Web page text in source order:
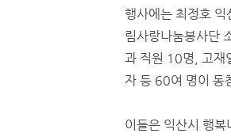
행사에는 최정호
림사랑나눔봉사단
과 직원 10명, 고재
자 등 60여 명이 동
이들은 익산시 행